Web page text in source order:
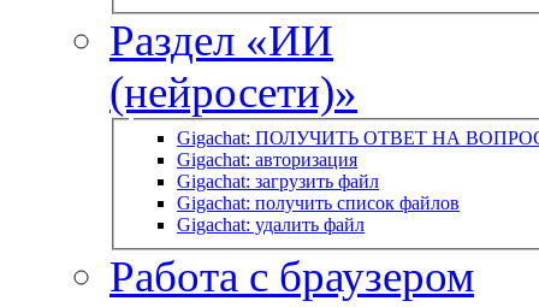
Раздел «ИИ
(нейросети)»
Gigachat: ПОЛУЧИТЬ ОТВЕТ НА
Gigachat: авторизация
Gigachat: загрузить файл
Gigachat: получить список файлов
Gigachat: удалить файл
Работа с браузером